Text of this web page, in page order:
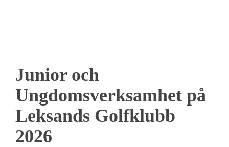
Junior och
Ungdomsverksamhet på
Leksands Golfklubb
2026